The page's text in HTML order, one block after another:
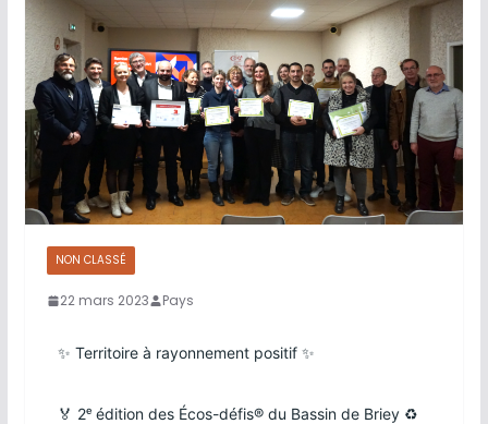
NON CLASSÉ
22 mars 2023 Pays
✨ Territoire à rayonnement positif ✨
🏅 2ᵉ édition des Écos-défis® du Bassin de Briey ♻️